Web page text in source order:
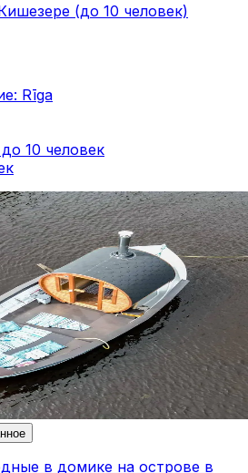
(до 10 человек)
Rīga
10 человек
в домике на острове в